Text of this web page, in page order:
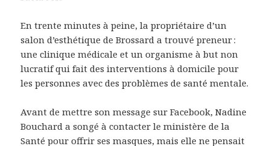
En trente minutes à peine, la propriétaire d’un
salon d’esthétique de Brossard a trouvé preneur :
une clinique médicale et un organisme à but non
lucratif qui fait des interventions à domicile pour
les personnes avec des problèmes de santé mentale.
Avant de mettre son message sur Facebook, Nadine
Bouchard a songé à contacter le ministère de la
Santé pour offrir ses masques, mais elle ne pensait